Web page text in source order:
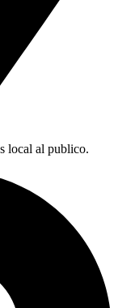
local al publico.